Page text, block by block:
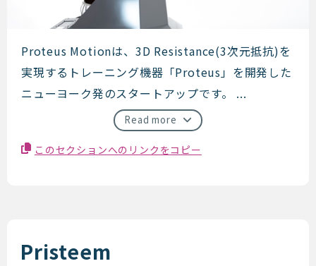
Proteus Motion
Proteus Motionは、3D Resistance(3次元抵抗)を
実現するトレーニング機器「Proteus」を開発した
ニューヨーク発のスタートアップです。 ...
Read more
このセクションへのリンクをコピー
Pristeem